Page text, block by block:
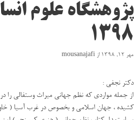
پژوهشگاه علوم
۱۳۹۸
مهر ۱۲, ۱۳۹۸ ازmousanajafi
دکتر نجفی :
از جمله مواردی که نظم جهانی میراث وستفالی را
کشیده ، جهان اسلامی و بخصوص در غرب آسیا (